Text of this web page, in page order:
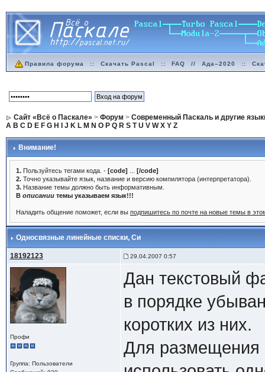
Правила форума :: Скачать Pascal :: FAQ // Ада–2020 ::
Сайт «Всё о Паскале» > Форум > Современный Паскаль и другие
A B C D E F G H J K L M N O P Q R S T U V W X Y Z
Внимание!
1.Пользуйтесь тегами кода. - [code]
[/code]
2.Точно указывайте язык, название и версию компилятора (интерпретатора).
3.Название темы должно быть информативным.
В описаниитемы указываем язык!!!
Наладить общение поможет, если вы подпишитесь по почте на новые темы в
Односвязные линейные списки, Си
18192123 29.04.2007 0:57
Профи
Группа: Пользователи
Дан текстовый
в порядке
коротких из них.
Для размещения